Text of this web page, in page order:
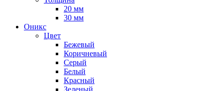
20 мм
30 мм
Оникс
Цвет
Бежевый
Коричневый
Серый
Белый
Красный
Зеленый